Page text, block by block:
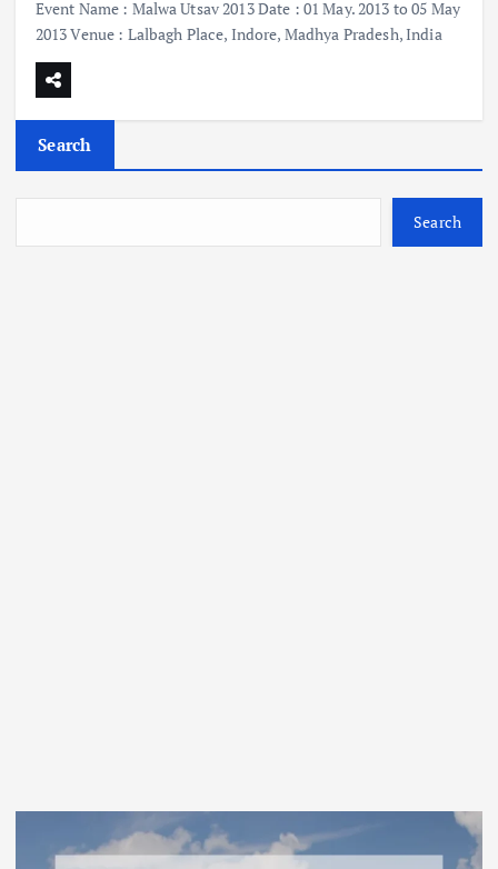
Event Name : Malwa Utsav 2013 Date : 01 May. 2013 to 05 May
2013 Venue : Lalbagh Place, Indore, Madhya Pradesh, India
Search
Search